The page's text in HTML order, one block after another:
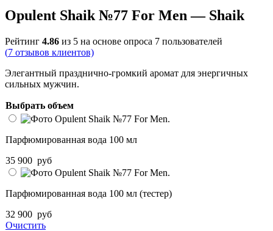
Opulent Shaik №77 For Men — Shaik
Рейтинг 4.86 из 5 на основе опроса 7 пользователей
(7 отзывов клиентов)
Элегантный празднично-громкий аромат для энергичных
сильных мужчин.
Выбрать объем
Парфюмированная вода 100 мл
35 900 руб
Парфюмированная вода 100 мл (тестер)
32 900 руб
Очистить